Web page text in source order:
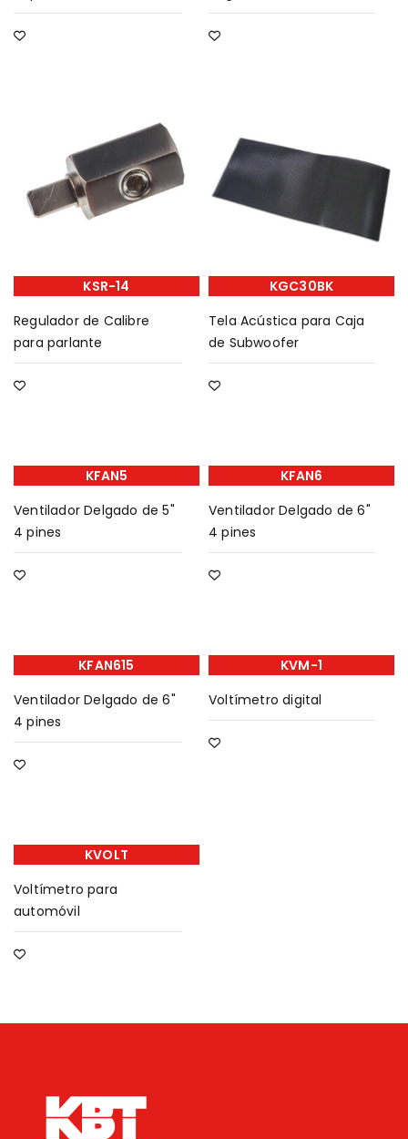
KSR-14
Regulador de Calibre
para parlante
KGC30BK
Tela Acústica para Caja
de Subwoofer
KFAN5
Ventilador Delgado de 5"
4 pines
KFAN6
Ventilador Delgado de 6"
4 pines
KFAN615
Ventilador Delgado de 6"
4 pines
KVM-1
Voltímetro digital
KVOLT
Voltímetro para
automóvil